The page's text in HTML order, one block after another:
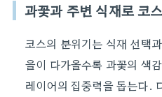
과꽃과 주변 식재로 코
코스의 분위기는 식재 선택
을이 다가올수록 과꽃의 색
레이어의 집중력을 돕는다.